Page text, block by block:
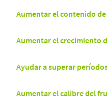
Aumentar el contenido
Aumentar el crecimiento
Ayudar a superar
Aumentar el calibre del